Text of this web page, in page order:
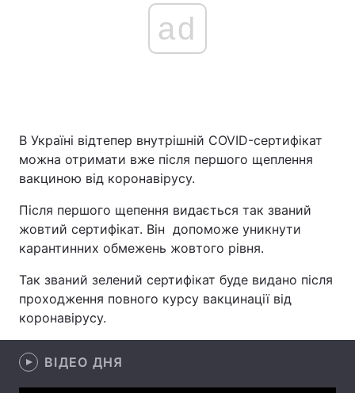
Україна Політика
Економіка Світ
Спорт Наука
Техно і зв'язок Лайт
Зброя Інциденти
Здоров'я
Цікавинки
Екологія Регіони
ad
В Україні відтепер внутрішній COVID-сертифікат
можна отримати вже після першого щеплення
вакциною від коронавірусу.
Після першого щепення видається так званий
жовтий сертифікат. Він допоможе уникнути
карантинних обмежень жовтого рівня.
Так званий зелений сертифікат буде видано після
проходження повного курсу вакцинації від
коронавірусу.
ВІДЕО ДНЯ